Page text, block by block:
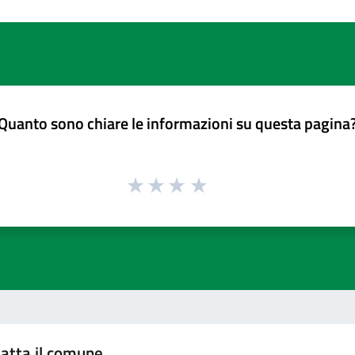
sono chiare le informazioni su questa